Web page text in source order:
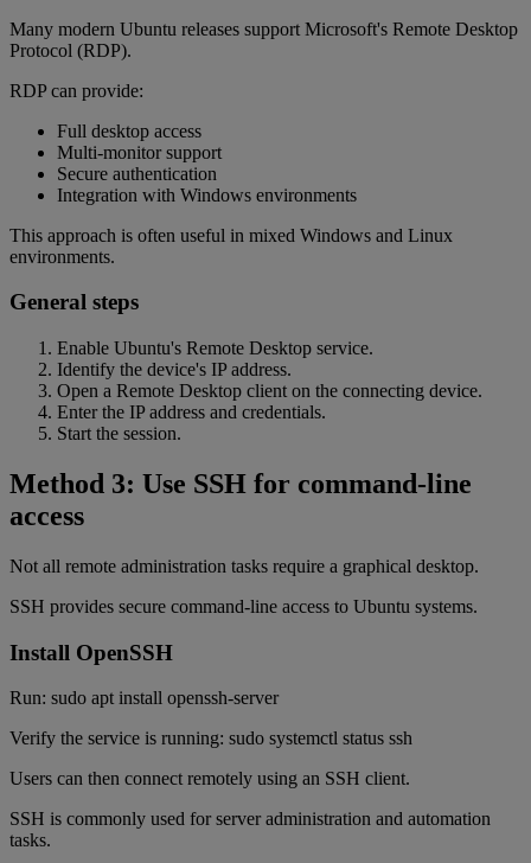
Many modern Ubuntu releases support Microsoft's Remote Desktop
Protocol (RDP).
RDP can provide:
Full desktop access
Multi-monitor support
Secure authentication
Integration with Windows environments
This approach is often useful in mixed Windows and Linux
environments.
General steps
Enable Ubuntu's Remote Desktop service.
Identify the device's IP address.
Open a Remote Desktop client on the connecting device.
Enter the IP address and credentials.
Start the session.
Method 3: Use SSH for command-line
access
Not all remote administration tasks require a graphical desktop.
SSH provides secure command-line access to Ubuntu systems.
Install OpenSSH
Run: sudo apt install openssh-server
Verify the service is running: sudo systemctl status ssh
Users can then connect remotely using an SSH client.
SSH is commonly used for server administration and automation
tasks.